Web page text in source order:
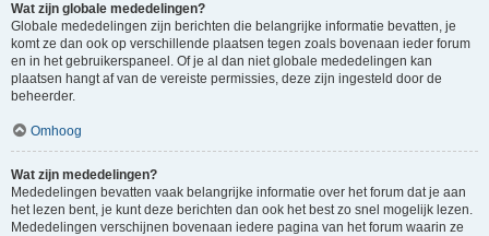
Wat zijn globale mededelingen?
Globale mededelingen zijn berichten die belangrijke informatie bevatten, je
komt ze dan ook op verschillende plaatsen tegen zoals bovenaan ieder forum
en in het gebruikerspaneel. Of je al dan niet globale mededelingen kan
plaatsen hangt af van de vereiste permissies, deze zijn ingesteld door de
beheerder.
Omhoog
Wat zijn mededelingen?
Mededelingen bevatten vaak belangrijke informatie over het forum dat je aan
het lezen bent, je kunt deze berichten dan ook het best zo snel mogelijk lezen.
Mededelingen verschijnen bovenaan iedere pagina van het forum waarin ze